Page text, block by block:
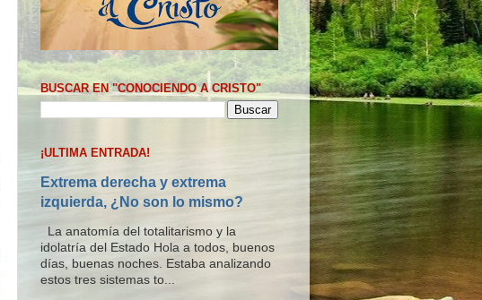
BUSCAR EN "CONOCIENDO A CRISTO"
¡ULTIMA ENTRADA!
Extrema derecha y extrema
izquierda, ¿No son lo mismo?
La anatomía del totalitarismo y la
idolatría del Estado Hola a todos, buenos
días, buenas noches. Estaba analizando
estos tres sistemas to...